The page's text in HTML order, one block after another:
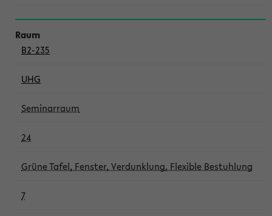
B2-235
UHG
Seminarraum
24
Grüne Tafel, Fenster, Verdunklung, Flexible Bestuhlung
7